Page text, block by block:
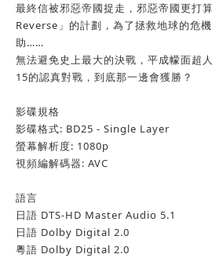
最終信被邪惡帝國捉走，邪惡帝國更打
Reverse」的計劃，為了拯救地球的危
助……
無法避免史上最大的決戰，平成幪面超
15的認真對戰，到底那一邊會獲勝？
影碟規格
影碟格式: BD25 - Single Layer
螢幕解析度: 1080p
視頻編解碼器: AVC
語言
日語 DTS-HD Master Audio 5.1
日語 Dolby Digital 2.0
粵語 Dolby Digital 2.0